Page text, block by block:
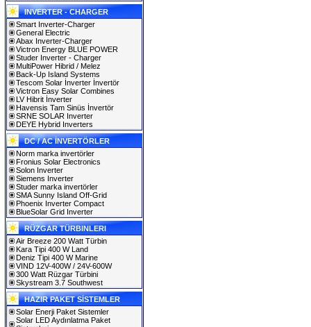
INVERTER - CHARGER
Smart Inverter-Charger
General Electric
Abax Inverter-Charger
Victron Energy BLUE POWER
Studer Inverter - Charger
MultiPower Hibrid / Melez
Back-Up Island Systems
Tescom Solar İnverter İnvertör
Victron Easy Solar Combines
LV Hibrit İnverter
Havensis Tam Sinüs İnvertör
SRNE SOLAR Inverter
DEYE Hybrid Inverters
DC / AC İNVERTÖRLER
Norm marka invertörler
Fronius Solar Electronics
Solon Inverter
Siemens Inverter
Studer marka invertörler
SMA Sunny Island Off-Grid
Phoenix Inverter Compact
BlueSolar Grid Inverter
RÜZGAR TÜRBINLERI
Air Breeze 200 Watt Türbin
Kara Tipi 400 W Land
Deniz Tipi 400 W Marine
VIND 12V-400W / 24V-600W
300 Watt Rüzgar Türbini
Skystream 3.7 Southwest
HAZIR PAKET SİSTEMLER
Solar Enerji Paket Sistemler
Solar LED Aydınlatma Paket